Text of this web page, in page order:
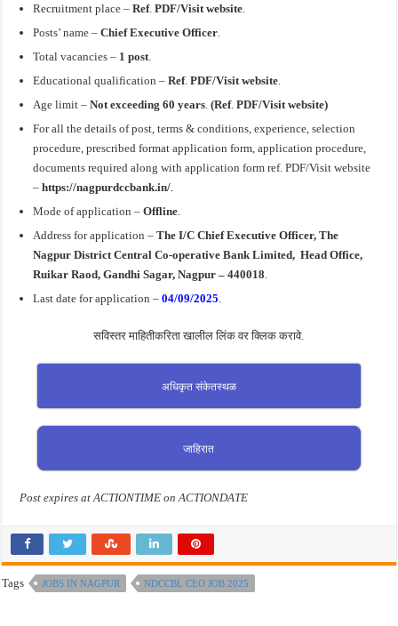
Recruitment place –Ref.PDF/Visit website
Posts’ name –Chief Executive Officer
Total vacancies – 1 post
Educational qualification –Ref.PDF/Visit website
Age limit –Not exceeding 60 years .(Ref.PDF/Visit website)
For all the details of post, terms & conditions, experience, selection
procedure, prescribed format application form, application procedure,
documents required along with application form ref. PDF/Visit website
–https://nagpurdccbank.in/
Mode of application – Offline
Address for application –The I/C Chief Executive Officer, The
Nagpur District Central Co-operative Bank Limited, Head Office,
Ruikar Raod, Gandhi Sagar, Nagpur – 440018
Last date for application – 04/09/2025
सविस्तर माहितीकरिता खालील लिंक वर क्लिक करावे.
अधिकृत संकेतस्थळ
जाहिरात
Post expires at ACTIONTIME on ACTIONDATE
Tags JOBS IN NAGPUR NDCCBL CEO JOB 2025